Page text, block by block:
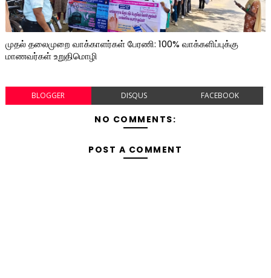
முதல் தலைமுறை வாக்காளர்கள் பேரணி: 100% வாக்களிப்புக்கு
மாணவர்கள் உறுதிமொழி
BLOGGER DISQUS FACEBOOK
NO COMMENTS:
POST A COMMENT